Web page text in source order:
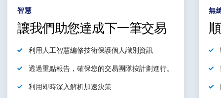
智慧
讓我們助您達成下一筆交易
利用 人工智慧編修技術保護個人識別資訊
透過重點報告， 確保您的交易團隊按計劃進行。
利用即時深入解析加速決策
無